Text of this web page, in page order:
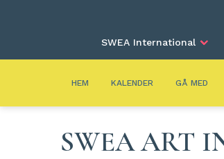
SWEA International
HEM KALENDER GÅ MED
SWEA ART